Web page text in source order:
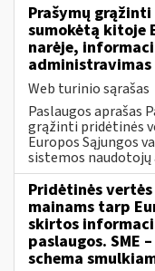
Prašymų
sumokėtą kitoje
narėje,
administravimas
Web turinio sąrašas
Paslaugos aprašas
grąžinti pridėtinės
Europos Sąjungos
sistemos naudotojų
Pridėtinės
mainams tarp
skirtos
paslaugos. SME
schema